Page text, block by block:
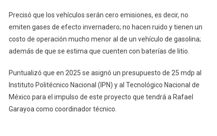
Precisó que los vehículos serán cero emisiones, es decir, no
emiten gases de efecto invernadero; no hacen ruido y tienen un
costo de operación mucho menor al de un vehículo de gasolina;
además de que se estima que cuenten con baterías de litio.
Puntualizó que en 2025 se asignó un presupuesto de 25 mdp al
Instituto Politécnico Nacional (IPN) y al Tecnológico Nacional de
México para el impulso de este proyecto que tendrá a Rafael
Garayoa como coordinador técnico.